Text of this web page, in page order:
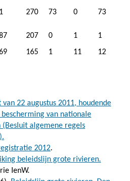
1 270 73 0 73
207 0 1
1
165 1 11 12
van 22 augustus 2011, houdende
van nationale
algemene regels
2012.
beleidslijn grote rivieren.
IenW.